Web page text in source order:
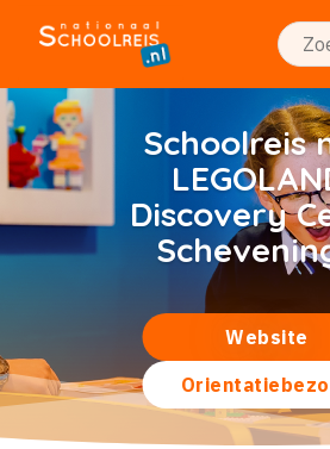
Schoolreis
Discovery
Website